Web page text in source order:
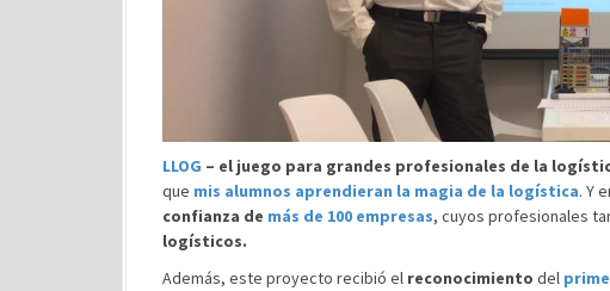
LLOG – el juego para grandes profesionales de la
que mis alumnos aprendieran la magia de la logística. Y
confianza de más de 100 empresas, cuyos profesionales
logísticos.
Además, este proyecto recibió el reconocimiento del